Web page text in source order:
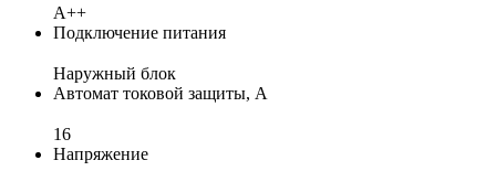
A++
Подключение питания
Наружный блок
Автомат токовой защиты, А
16
Напряжение